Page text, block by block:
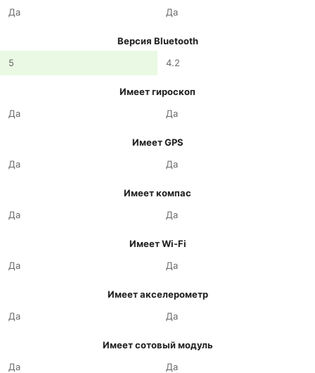
Да
Да
Версия Bluetooth
5
4.2
Имеет гироскоп
Да
Да
Имеет GPS
Да
Да
Имеет компас
Да
Да
Имеет Wi-Fi
Да
Да
Имеет акселерометр
Да
Да
Имеет сотовый модуль
Да
Да